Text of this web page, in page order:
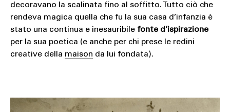
decoravano la scalinata fino al soffitto. Tutto ciò che
rendeva magica quella che fu la sua casa d’infanzia è
stato una continua e inesauribile fonte d’ispirazione
per la sua poetica (e anche per chi prese le redini
creative della maison da lui fondata).